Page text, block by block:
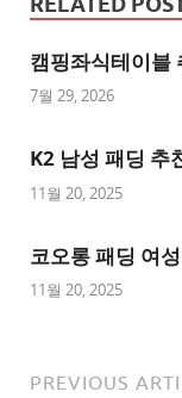
사
이
트
천
사
트
1
사
캠핑좌식테이블
7월 29, 2026
K2 남성 패딩 추
11월 20, 2025
코오롱 패딩 여
11월 20, 2025
PREVIOUS